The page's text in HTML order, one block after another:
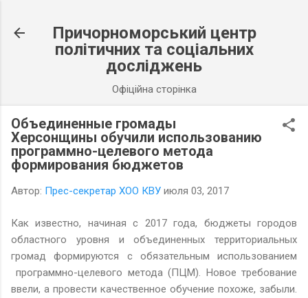
Причорноморський центр
політичних та соціальних
досліджень
Офіційна сторінка
Объединенные громады
Херсонщины обучили использованию
программно-целевого метода
формирования бюджетов
Автор: Прес-секретар ХОО КВУ июля 03, 2017
Как известно, начиная с 2017 года, бюджеты городов
областного уровня и объединенных территориальных
громад формируются с обязательным использованием
программно-целевого метода (ПЦМ). Новое требование
ввели, а провести качественное обучение похоже, забыли.